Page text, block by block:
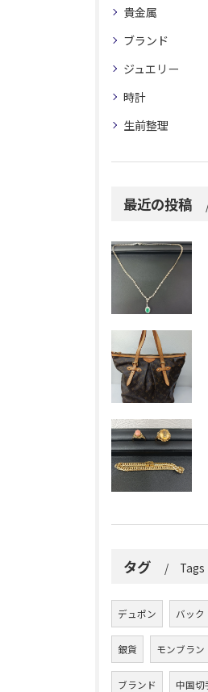
貴金属
ブランド
ジュエリー
時計
生前整理
最近の投稿
タグ Tags
デュポン バック
銀貨 モンブラン
ブランド 中国切